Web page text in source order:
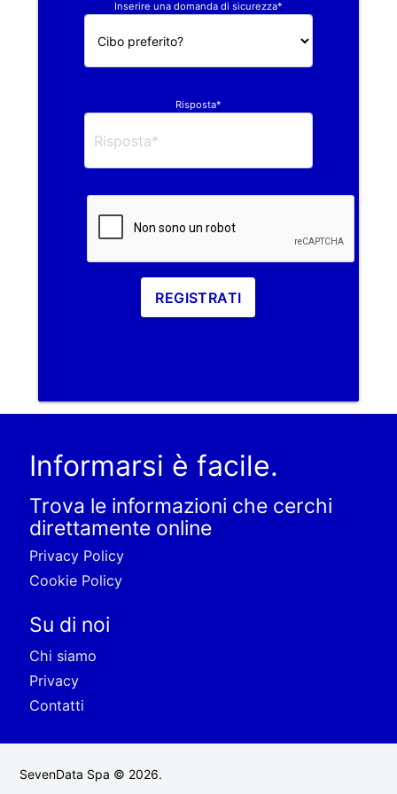
Inserire una domanda di sicurezza*
Risposta*
REGISTRATI
Informarsi è facile.
Trova le informazioni che cerchi
direttamente online
Privacy Policy
Cookie Policy
Su di noi
Chi siamo
Privacy
Contatti
SevenData Spa © 2026.